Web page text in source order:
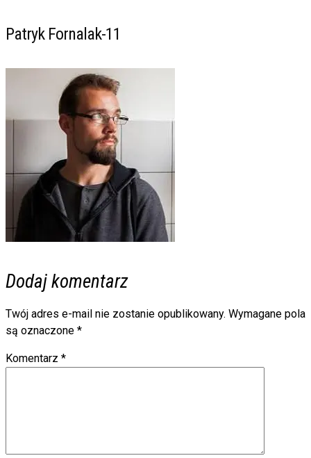
Patryk Fornalak-11
Dodaj komentarz
Twój adres e-mail nie zostanie opublikowany. Wymagane pola
są oznaczone *
Komentarz *